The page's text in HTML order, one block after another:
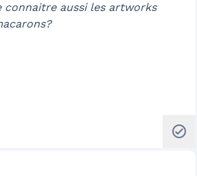
connaitre aussi les artworks
check_circle